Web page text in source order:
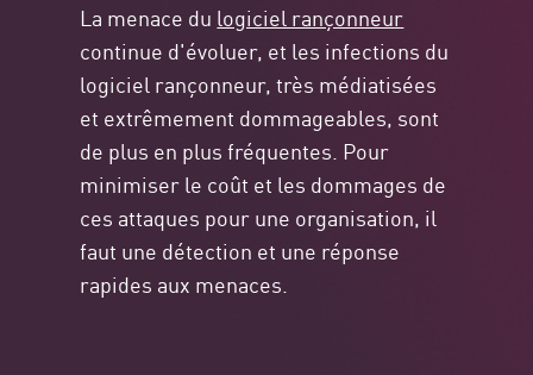
La menace du logiciel rançonneur
continue d'évoluer, et les infections du
logiciel rançonneur, très médiatisées
et extrêmement dommageables, sont
de plus en plus fréquentes. Pour
minimiser le coût et les dommages de
ces attaques pour une organisation, il
faut une détection et une réponse
rapides aux menaces.